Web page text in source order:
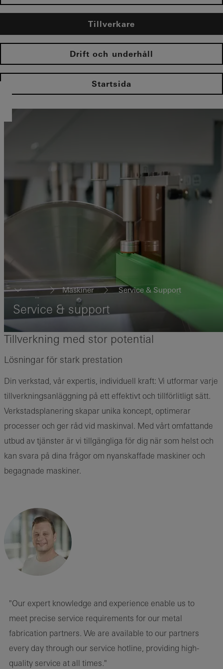
Tillverkare
Drift och underhåll
Startsida
...
Maskiner Service & Support
Service & support
Tillverkning med stor potential
Lösningar för stark prestation
Din verkstad, vår expertis, individuell kraft: Vi utformar varje
tillverkningsanläggning på ett effektivt och tillförlitligt sätt.
Verkstadsplanering skapar unika koncept, optimerar
processer och ger råd vid maskinval. Med vårt omfattande
utbud av tjänster är vi tillgängliga för dig när som helst och
kan svara på dina frågor om nyanskaffade maskiner och
begagnade maskiner.
"Our expert knowledge and experience enable us to
meet precise service requirements for our metal
fabrication partners. We are available to our partners
every day through our service hotline, providing high-
quality service at all times."